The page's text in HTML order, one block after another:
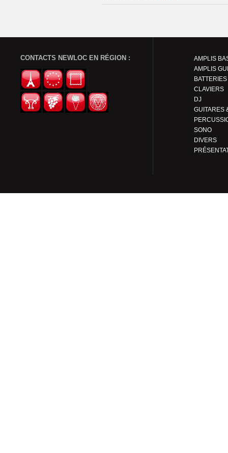
CONTACTS NEWLOC EN RÉGION :
AMPLIS
AMPLIS
BATTERIES
CLAVIERS
DJ
SONO
DIVERS